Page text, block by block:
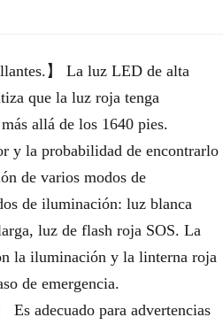
】 La luz LED de alta
que la luz roja tenga
allá de los 1640 pies.
y la probabilidad de encontrarlo
de varios modos de
de iluminación: luz blanca
luz de flash roja SOS. La
la iluminación y la linterna roja
de emergencia.
Es adecuado para advertencias